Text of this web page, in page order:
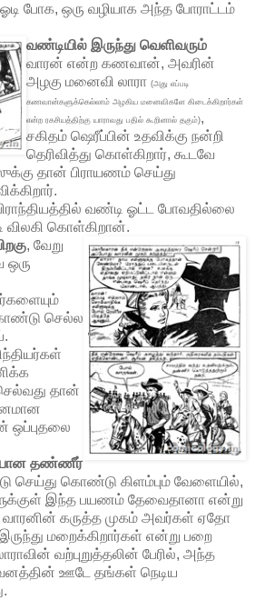
போக, ஒரு வழியாக அந்த போராட்டம்
வண்டியில் இருந்து வெளிவரும்
வாரன் என்ற கணவான், அவரின்
அழகு மனைவி லாரா (அது எப்படி
கணவான்களுக்கெல்லாம் அழகிய மனைவிகளே கிடைக்கிறார்கள்
என்ற ரகசியத்திற்கு யாராவது பதில் கூறினால் தகும்),
சகிதம் ஷெரீப்பின் உதவிக்கு நன்றி
தெரிவித்து கொள்கிறார், கூடவே
தான் பிராயணம் செய்து
வண்டி ஓட்ட போவதில்லை
விலகி கொள்கிறான்.
, வேறு
ஒரு
செல்ல
தான்
ஒப்புதலை
தண்ணீர்
செய்து கொண்டு கிளம்பும் வேளையில்,
இந்த பயணம் தேவைதானா என்று
கருத்த முகம் அவர்கள் ஏதோ
மறைக்கிறார்கள் என்று பறை
வற்புறுத்தலின் பேரில், அந்த
ஊடே தங்கள் நெடிய